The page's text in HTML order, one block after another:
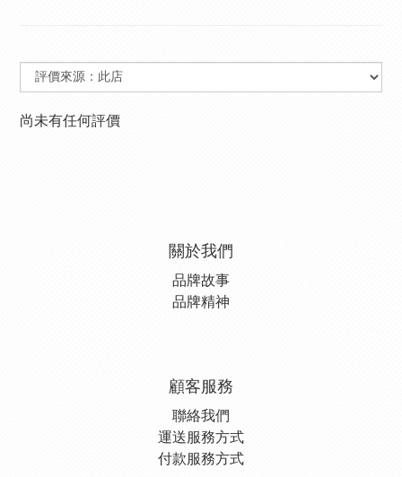
尚未有任何評價
關於我們
品牌故事
品牌精神
顧客服務
聯絡我們
運送服務方式
付款服務方式